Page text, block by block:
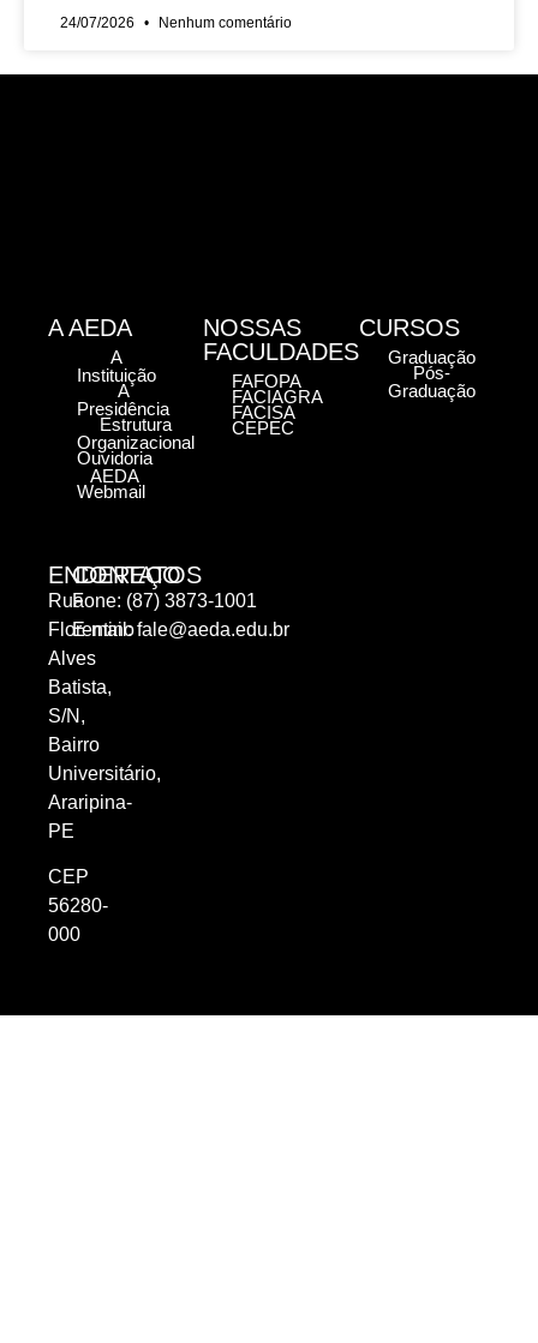
24/07/2026 Nenhum comentário
ENDEREÇO
Rua
Florentino
Alves
Batista,
S/N,
Bairro
Universitário,
Araripina-
PE
CEP
56280-
000
CONTATOS
Fone: (87) 3873-1001
E-mail:fale@aeda.edu.br
A AEDA
A
Instituição
A
Presidência
Estrutura
Organizacional
Ouvidoria
AEDA
Webmail
NOSSAS
FACULDADES
FAFOPA
FACIAGRA
FACISA
CEPEC
CURSOS
Graduação
Pós-
Graduação